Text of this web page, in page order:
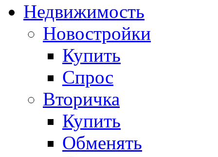
Недвижимость
Новостройки
Купить
Спрос
Вторичка
Купить
Обменять